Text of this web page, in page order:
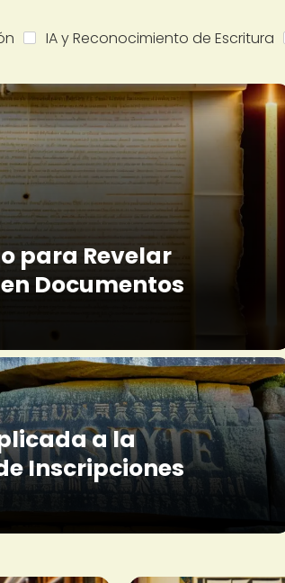
IA y Reconocimiento de Escritura
para Revelar
Documentos
a la
Inscripciones